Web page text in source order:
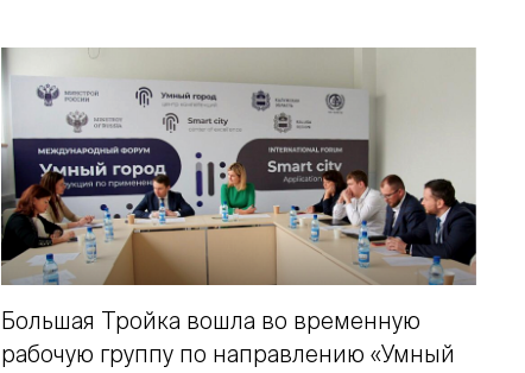
Большая Тройка вошла во временную
рабочую группу по направлению «Умный